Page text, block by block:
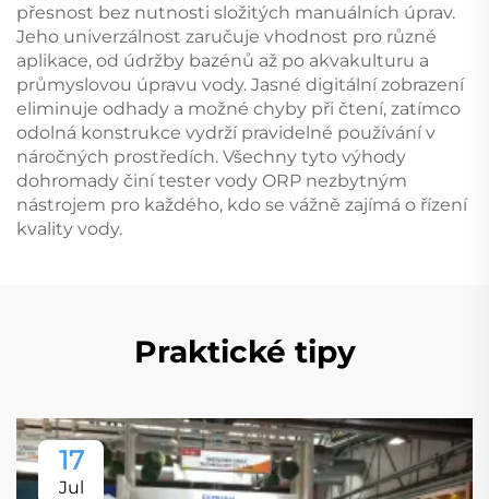
přesnost bez nutnosti složitých manuálních úprav.
Jeho univerzálnost zaručuje vhodnost pro různé
aplikace, od údržby bazénů až po akvakulturu a
průmyslovou úpravu vody. Jasné digitální zobrazení
eliminuje odhady a možné chyby při čtení, zatímco
odolná konstrukce vydrží pravidelné používání v
náročných prostředích. Všechny tyto výhody
dohromady činí tester vody ORP nezbytným
nástrojem pro každého, kdo se vážně zajímá o řízení
kvality vody.
Praktické tipy
17
Jul